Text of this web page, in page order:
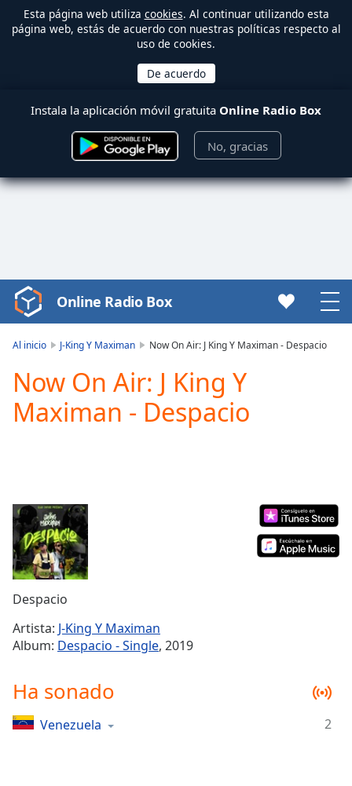
Esta página web utiliza cookies. Al continuar utilizando esta
página web, estás de acuerdo con nuestras políticas respecto al
uso de cookies.
Instala la aplicación móvil gratuita Online Radio Box
No, gracias
Video
Player
Play
Video
Play
Current
Time0:00
Duration-:-
Loaded:
Stream
TypeLIVE
Seek to
live,
liveLIVE
Time-
Online Radio Box
Al inicio J-King Y Maximan Now On Air: J King Y Maximan - Despacio
Now On Air: J King Y
Maximan - Despacio
Despacio
Artista: J-King Y Maximan
Album: Despacio - Single, 2019
Ha sonado
Venezuela 2